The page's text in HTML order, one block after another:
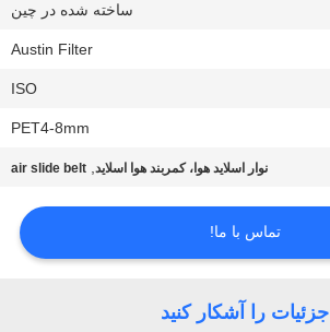
ساخته شده در چین
Austin Filter
ISO
PET4-8mm
نوار اسلاید هوا، کمربند هوا اسلاید,
air slide belt
تماس با ما!
جزئیات را آشکار کنید